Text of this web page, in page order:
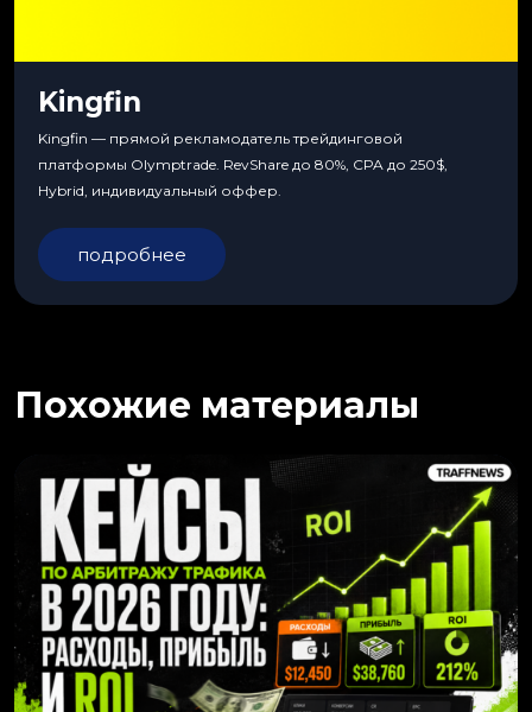
Kingfin
Kingfin — прямой рекламодатель трейдинговой
платформы Olymptrade. RevShare до 80%, CPA до 250$,
Hybrid, индивидуальный оффер.
подробнее
Похожие материалы